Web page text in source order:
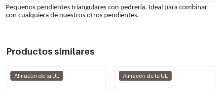
Pequeños pendientes triangulares con pedrería. Ideal para combinar
con cualquiera de nuestros otros pendientes.
Productos similares
Almacén de la UE Almacén de la UE